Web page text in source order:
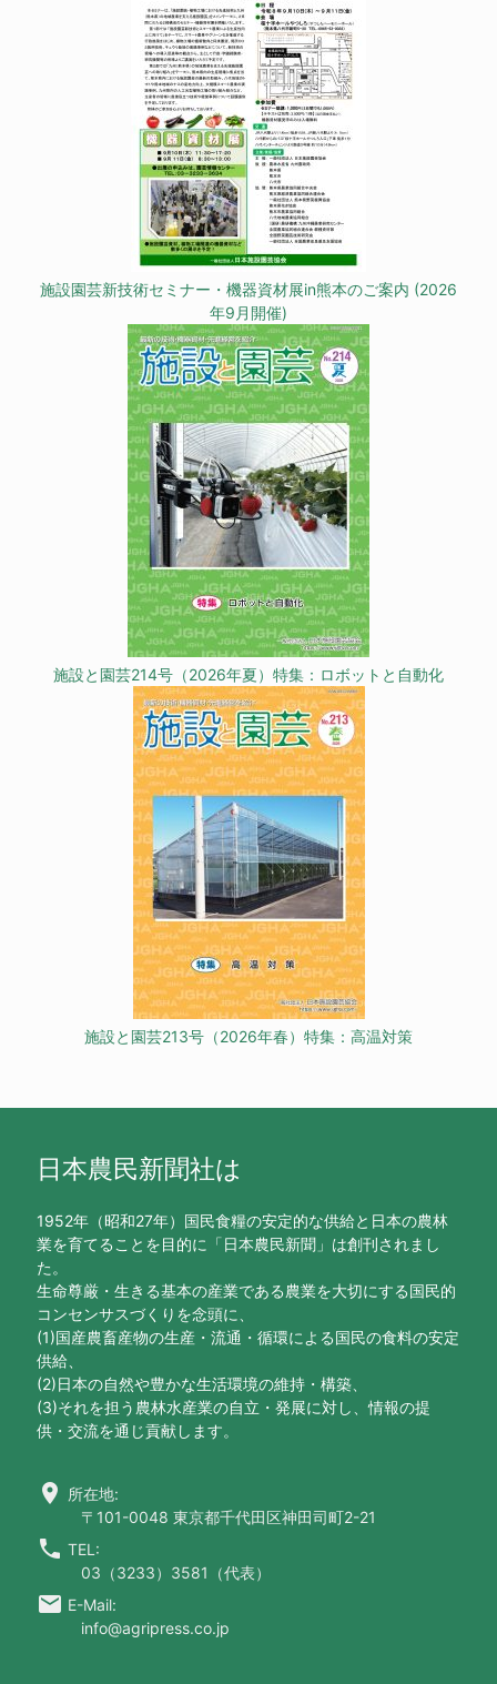
施設園芸新技術セミナー・機器資材展in熊本のご案内 (2026
年9月開催)
施設と園芸214号（2026年夏）特集：ロボットと自動化
施設と園芸213号（2026年春）特集：高温対策
日本農民新聞社は
1952年（昭和27年）国民食糧の安定的な供給と日本の農林
業を育てることを目的に「日本農民新聞」は創刊されまし
た。
生命尊厳・生きる基本の産業である農業を大切にする国民的
コンセンサスづくりを念頭に、
(1)国産農畜産物の生産・流通・循環による国民の食料の安定
供給、
(2)日本の自然や豊かな生活環境の維持・構築、
(3)それを担う農林水産業の自立・発展に対し、情報の提
供・交流を通じ貢献します。
location_on 所在地:
〒101-0048 東京都千代田区神田司町2-21
call TEL:
03（3233）3581（代表）
email E-Mail:
info@agripress.co.jp